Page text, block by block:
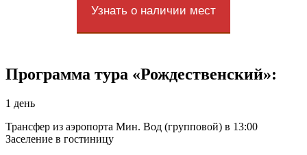
Узнать о наличии мест
Программа тура «Рождественский»:
1 день
Трансфер из аэропорта Мин. Вод (групповой) в 13:00
Заселение в гостиницу